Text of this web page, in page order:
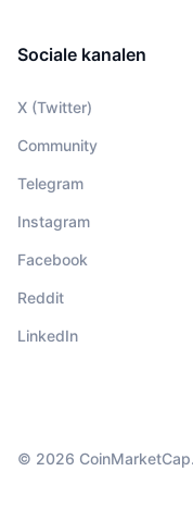
Sociale kanalen
X (Twitter)
Community
Telegram
Instagram
Facebook
Reddit
LinkedIn
© 2026